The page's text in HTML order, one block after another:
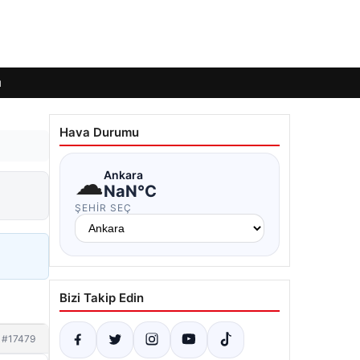
#17479
Hava Durumu
☁Ankara
NaN°C
ŞEHIR SEÇ
Bizi Takip Edin